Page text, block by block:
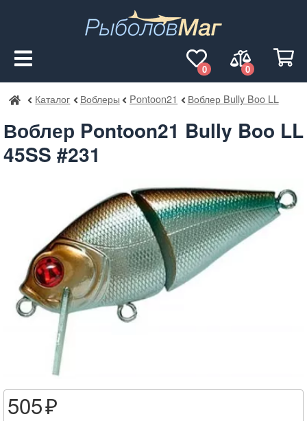
0
0
РыболовМаг
Каталог Воблеры Pontoon21 Воблер Bully Boo LL
Воблер Pontoon21 Bully Boo LL
45SS #231
505